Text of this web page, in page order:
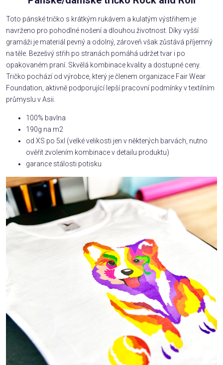
Toto pánské tričko s krátkým rukávem a kulatým výstřihem je
navrženo pro pohodlné nošení a dlouhou životnost. Díky vyšší
gramáži je materiál pevný a odolný, zároveň však zůstává příjemný
na těle. Bezešvý střih po stranách pomáhá udržet tvar i po
opakovaném praní. Skvělá kombinace kvality a dostupné ceny.
Tričko pochází od výrobce, který je členem organizace Fair Wear
Foundation, aktivně podporující lepší pracovní podmínky v textilním
průmyslu v Asii.
100% bavlna
190g na m2
od XS po 5xl (velké velikosti jen v některých barvách, nutno
ověřit zvolením kombinace v detailu produktu)
garance stálosti potisku